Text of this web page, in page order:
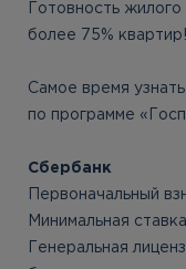
Готовность
более 75% квартир!
Самое время
по программе
Сбербанк
Первоначальный
Минимальная
Генеральная